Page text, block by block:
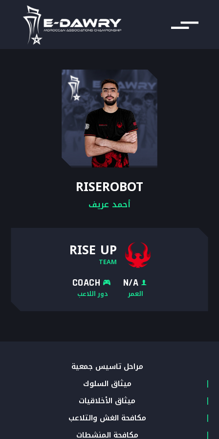
RISEROBOT
أحمد عريف
RISE UP
TEAM
N/A
العمر
COACH
دور اللاعب
مراحل تأسيس جمعية
ميثاق السلوك
ميثاق الأخلاقيات
مكافحة الغش والتلاعب
مكافحة المنشطات